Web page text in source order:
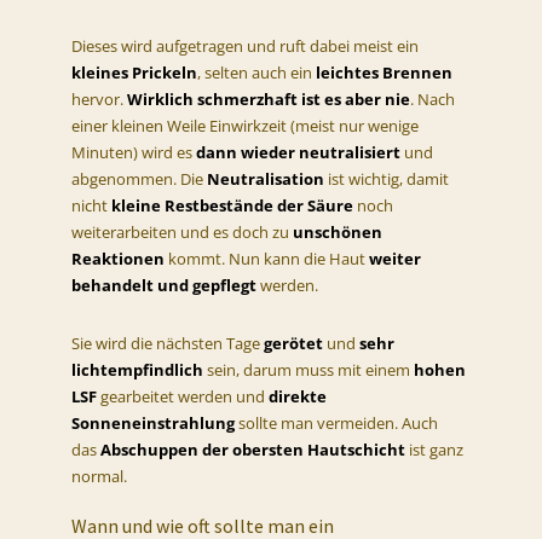
Dieses wird aufgetragen und ruft dabei meist ein
kleines Prickeln, selten auch ein leichtes Brennen
hervor.Wirklich schmerzhaft ist es aber nie. Nach
einer kleinen Weile Einwirkzeit (meist nur wenige
Minuten) wird esdann wieder neutralisiertund
abgenommen. Die Neutralisation ist wichtig, damit
nicht kleine Restbestände der Säurenoch
weiterarbeiten und es doch zu unschönen
Reaktionen kommt. Nun kann die Hautweiter
behandelt und gepflegtwerden.
Sie wird die nächsten Tagegerötetund sehr
lichtempfindlich sein, darum muss mit einem hohen
LSFgearbeitet werden und direkte
Sonneneinstrahlungsollte man vermeiden. Auch
dasAbschuppen der obersten Hautschichtist ganz
normal.
Wann und wie oft sollte man ein